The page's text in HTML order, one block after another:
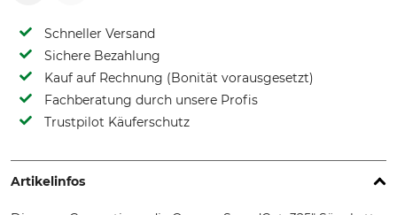
Schneller Versand
Sichere Bezahlung
Kauf auf Rechnung (Bonität vorausgesetzt)
Fachberatung durch unsere Profis
Trustpilot Käuferschutz
Artikelinfos